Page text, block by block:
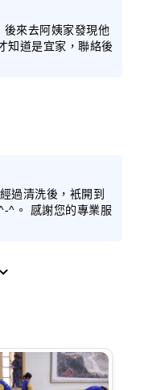
來去阿姨家發現他
知道是宜家，聯絡後
過清洗後，衹開到
。 感謝您的專業服